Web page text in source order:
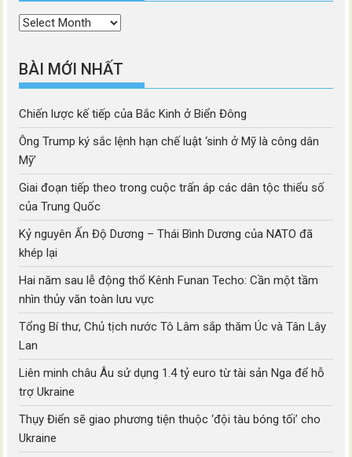
Thời
BÀI MỚI NHẤT
Chiến lược kế tiếp của Bắc Kinh ở Biển Đông
Ông Trump ký sắc lệnh hạn chế luật ‘sinh ở Mỹ là công dân
Mỹ’
Giai đoạn tiếp theo trong cuộc trấn áp các dân tộc thiểu số
của Trung Quốc
Kỷ nguyên Ấn Độ Dương – Thái Bình Dương của NATO đã
khép lại
Hai năm sau lễ động thổ Kênh Funan Techo: Cần một tầm
nhìn thủy văn toàn lưu vực
Tổng Bí thư, Chủ tịch nước Tô Lâm sắp thăm Úc và Tân Lây
Lan
Liên minh châu Âu sử dụng 1.4 tỷ euro từ tài sản Nga để hỗ
trợ Ukraine
Thụy Điển sẽ giao phương tiện thuộc ‘đội tàu bóng tối’ cho
Ukraine